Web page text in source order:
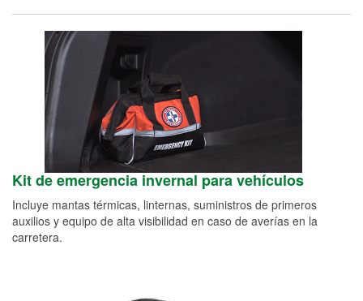
Kit de emergencia invernal para vehículos
Incluye mantas térmicas, linternas, suministros de primeros
auxilios y equipo de alta visibilidad en caso de averías en la
carretera.